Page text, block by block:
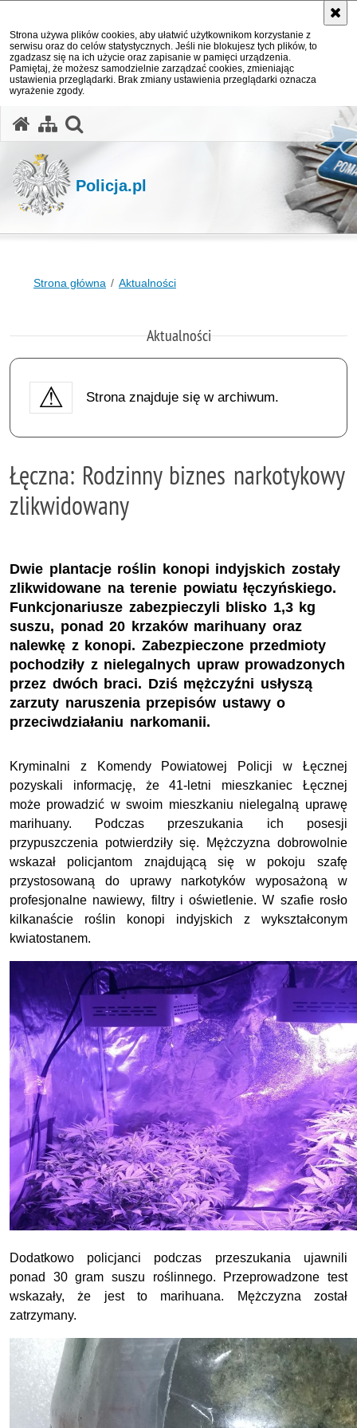
Strona używa plików cookies, aby ułatwić użytkownikom korzystanie z
serwisu oraz do celów statystycznych. Jeśli nie blokujesz tych plików, to
zgadzasz się na ich użycie oraz zapisanie w pamięci urządzenia.
Pamiętaj, że możesz samodzielnie zarządzać cookies, zmieniając
ustawienia przeglądarki. Brak zmiany ustawienia przeglądarki oznacza
wyrażenie zgody.
Policja.pl
Strona główna Aktualności
Aktualności
Strona znajduje się w archiwum.
Łęczna: Rodzinny biznes narkotykowy
zlikwidowany
Dwie plantacje roślin konopi indyjskich zostały
zlikwidowane na terenie powiatu łęczyńskiego.
Funkcjonariusze zabezpieczyli blisko 1,3 kg
suszu, ponad 20 krzaków marihuany oraz
nalewkę z konopi. Zabezpieczone przedmioty
pochodziły z nielegalnych upraw prowadzonych
przez dwóch braci. Dziś mężczyźni usłyszą
zarzuty naruszenia przepisów ustawy o
przeciwdziałaniu narkomanii.
Kryminalni z Komendy Powiatowej Policji w Łęcznej
pozyskali informację, że 41-letni mieszkaniec Łęcznej
może prowadzić w swoim mieszkaniu nielegalną uprawę
marihuany. Podczas przeszukania ich posesji
przypuszczenia potwierdziły się. Mężczyzna dobrowolnie
wskazał policjantom znajdującą się w pokoju szafę
przystosowaną do uprawy narkotyków wyposażoną w
profesjonalne nawiewy, filtry i oświetlenie. W szafie rosło
kilkanaście roślin konopi indyjskich z wykształconym
kwiatostanem.
Dodatkowo policjanci podczas przeszukania ujawnili
ponad 30 gram suszu roślinnego. Przeprowadzone test
wskazały, że jest to marihuana. Mężczyzna został
zatrzymany.